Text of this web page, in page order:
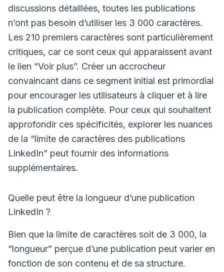
discussions détaillées, toutes les publications
n’ont pas besoin d’utiliser les 3 000 caractères.
Les 210 premiers caractères sont particulièrement
critiques, car ce sont ceux qui apparaissent avant
le lien “Voir plus”. Créer un accrocheur
convaincant dans ce segment initial est primordial
pour encourager les utilisateurs à cliquer et à lire
la publication complète. Pour ceux qui souhaitent
approfondir ces spécificités, explorer les nuances
de la “limite de caractères des publications
LinkedIn” peut fournir des informations
supplémentaires.
Quelle peut être la longueur d’une publication
LinkedIn ?
Bien que la limite de caractères soit de 3 000, la
“longueur” perçue d’une publication peut varier en
fonction de son contenu et de sa structure.